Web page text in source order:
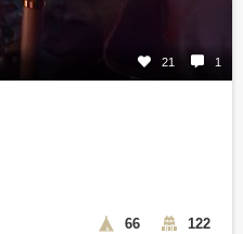
21 1
66 122